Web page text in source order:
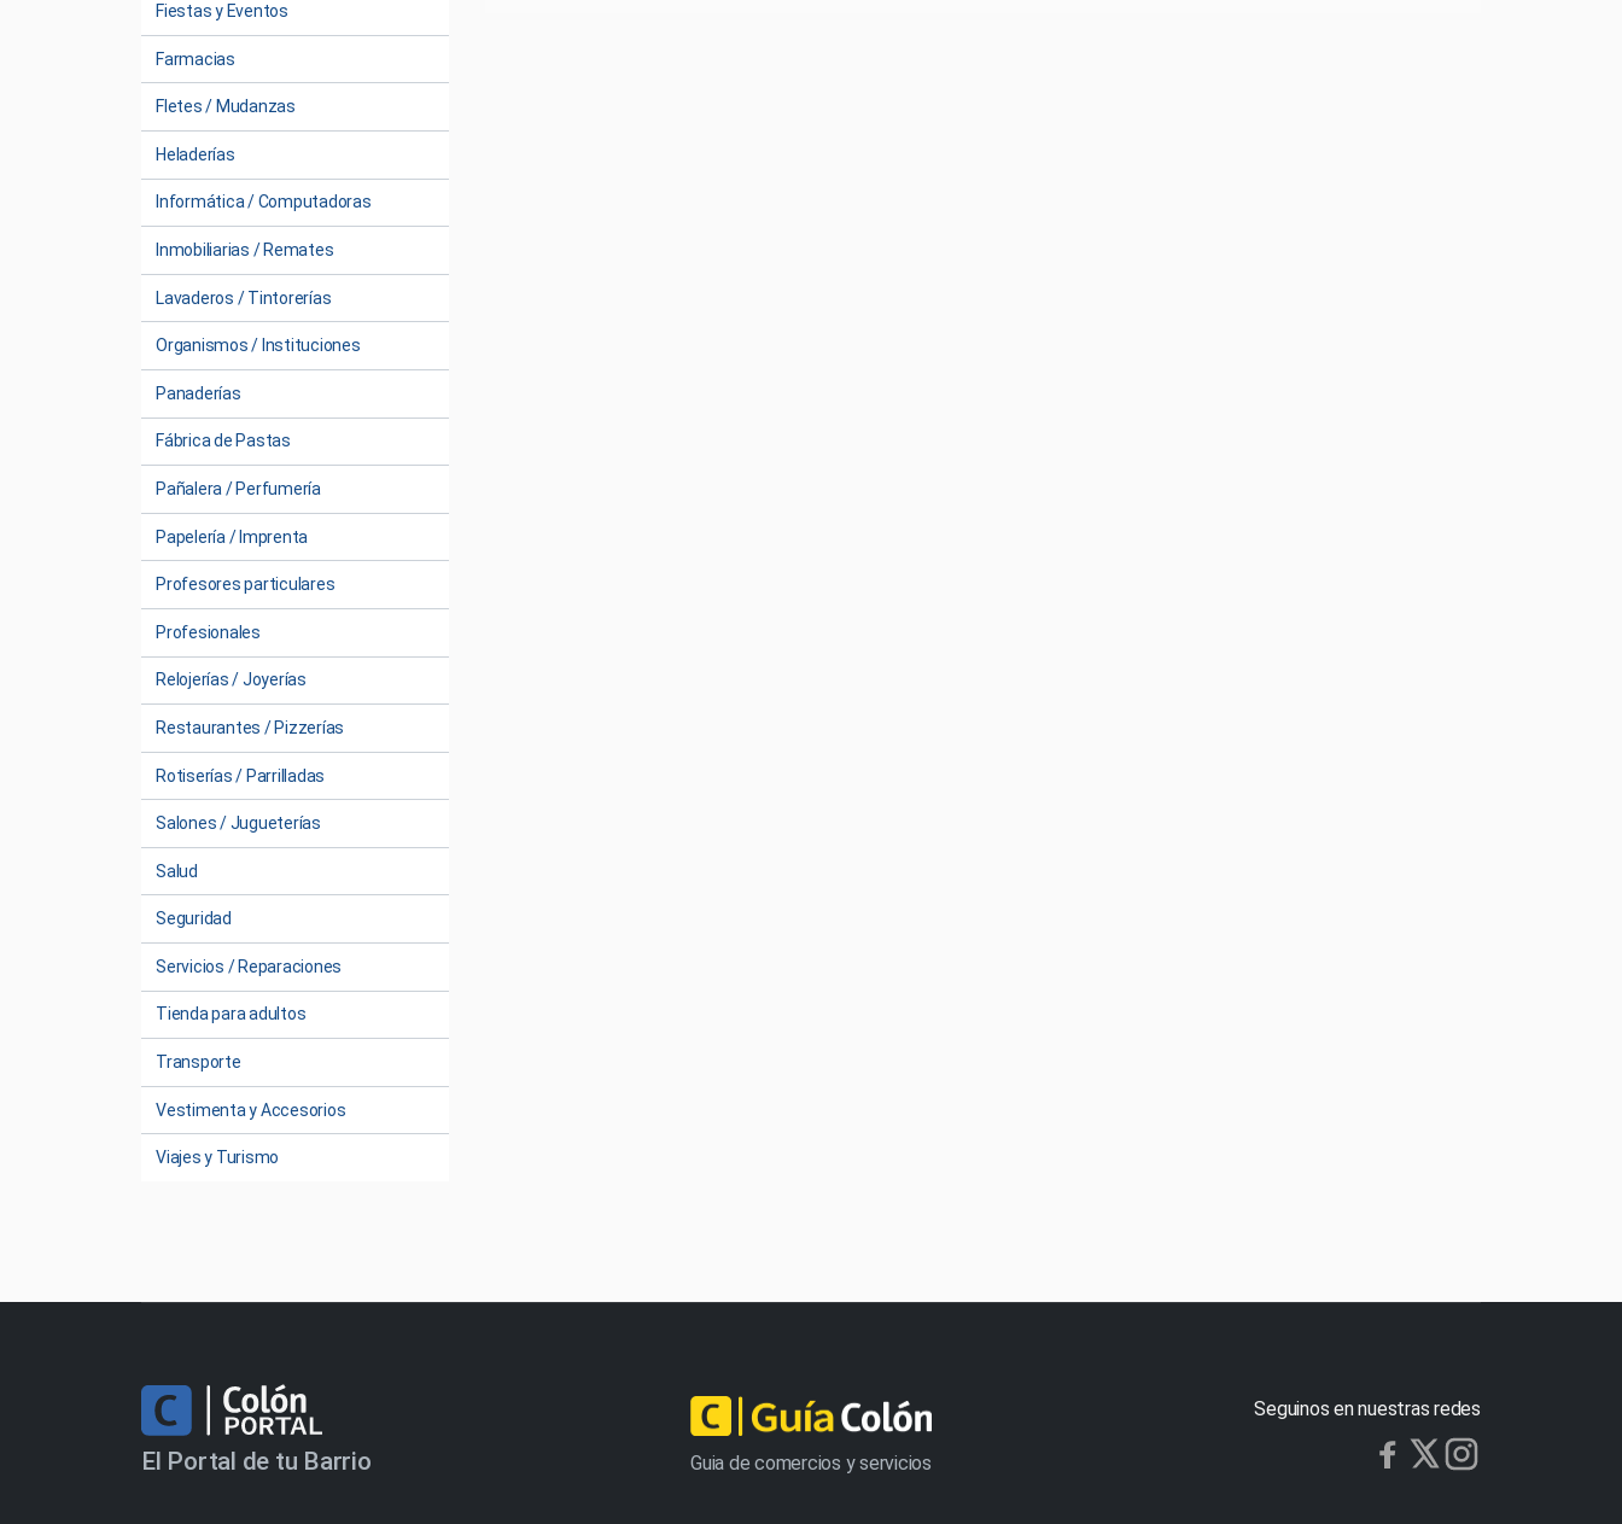
Fiestas y Eventos
Farmacias
Fletes / Mudanzas
Heladerías
Informática / Computadoras
Inmobiliarias / Remates
Lavaderos / Tintorerías
Organismos / Instituciones
Panaderías
Fábrica de Pastas
Pañalera / Perfumería
Papelería / Imprenta
Profesores particulares
Profesionales
Relojerías / Joyerías
Restaurantes / Pizzerías
Rotiserías / Parrilladas
Salones / Jugueterías
Salud
Seguridad
Servicios / Reparaciones
Tienda para adultos
Transporte
Vestimenta y Accesorios
Viajes y Turismo
El Portal de tu Barrio Guia de comercios y servicios
Seguinos en nuestras redes